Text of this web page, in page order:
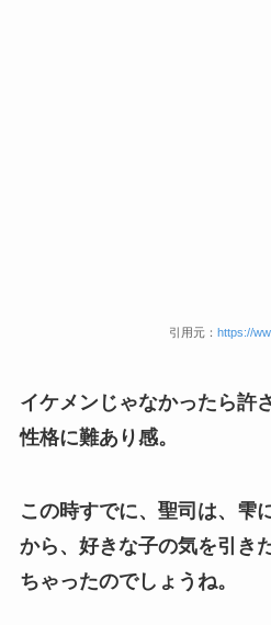
引用元： https://
イケメンじゃなかったら許
性格に難あり感。
この時すでに、聖司は、雫
から、好きな子の気を引き
ちゃったのでしょうね。